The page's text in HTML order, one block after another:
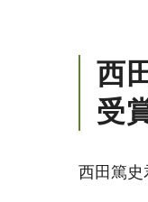
西
受
西田篤史